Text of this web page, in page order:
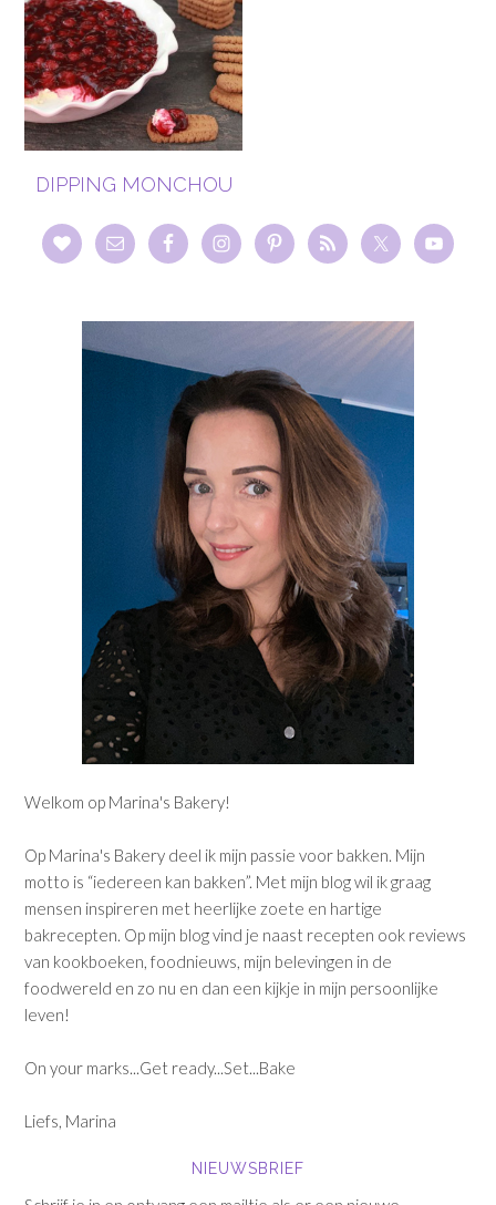
DIPPING MONCHOU
Welkom op Marina's Bakery!
Op Marina's Bakery deel ik mijn passie voor bakken. Mijn
motto is “iedereen kan bakken”. Met mijn blog wil ik graag
mensen inspireren met heerlijke zoete en hartige
bakrecepten. Op mijn blog vind je naast recepten ook reviews
van kookboeken, foodnieuws, mijn belevingen in de
foodwereld en zo nu en dan een kijkje in mijn persoonlijke
leven!
On your marks...Get ready...Set...Bake
Liefs, Marina
NIEUWSBRIEF